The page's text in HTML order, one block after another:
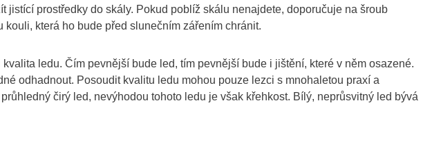
jistící prostředky do skály. Pokud poblíž skálu nenajdete, doporučuje na šroub
kouli, která ho bude před slunečním zářením chránit.
ledu. Čím pevnější bude led, tím pevnější bude i jištění, které v něm osazené.
odhadnout. Posoudit kvalitu ledu mohou pouze lezci s mnohaletou praxí a
čirý led, nevýhodou tohoto ledu je však křehkost. Bílý, neprůsvitný led bývá